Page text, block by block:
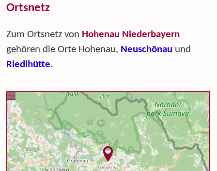
Ortsnetz
Zum Ortsnetz von Hohenau Niederbayern
gehören die Orte Hohenau, Neuschönau und
Riedlhütte.